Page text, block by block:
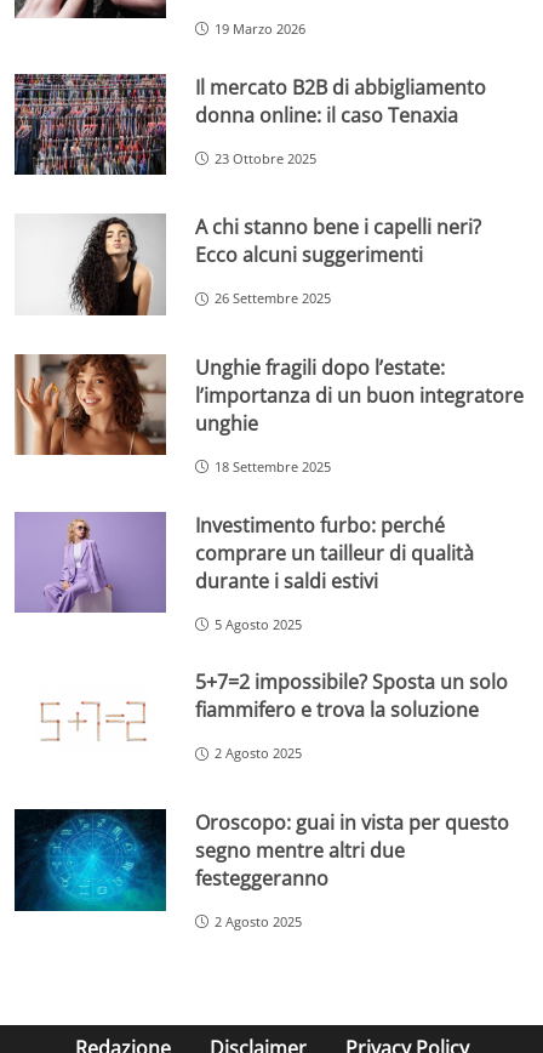
19 Marzo 2026
Il mercato B2B di abbigliamento
donna online: il caso Tenaxia
23 Ottobre 2025
A chi stanno bene i capelli neri?
Ecco alcuni suggerimenti
26 Settembre 2025
Unghie fragili dopo l’estate:
l’importanza di un buon integratore
unghie
18 Settembre 2025
Investimento furbo: perché
comprare un tailleur di qualità
durante i saldi estivi
5 Agosto 2025
5+7=2 impossibile? Sposta un solo
fiammifero e trova la soluzione
2 Agosto 2025
Oroscopo: guai in vista per questo
segno mentre altri due
festeggeranno
2 Agosto 2025